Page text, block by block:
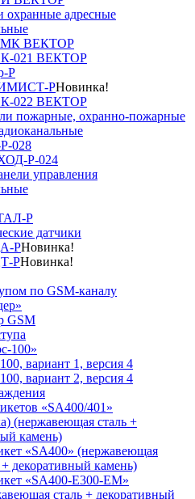
охранные адресные
ВЕКТОР
021 ВЕКТОР
Р
РНовинка!
022 ВЕКТОР
пожарные, охранно-пожарные
028
Р-024
управления
Р
датчики
РНовинка!
РНовинка!
по GSM-каналу
GSM
100»
вариант 1, версия 4
вариант 2, версия 4
«SA400/401»
(нержавеющая сталь +
камень)
«SA400» (нержавеющая
+ декоративный камень)
«SA400-Е300-EM»
сталь + декоративный